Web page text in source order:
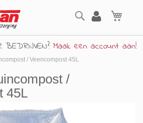
Zoek
BEDRIJVEN? Maak een account aan!
/ Veencompost 45L
/
45L